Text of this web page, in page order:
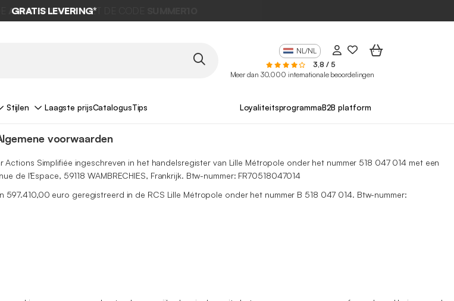
GRATIS LEVERING*
NL/NL
3,8 / 5
Meer dan 30.000 internationale beoordelingen
Stijlen Laagste prijsCatalogusTips LoyaliteitsprogrammaB2B platform
voorwaarden
Simplifiée ingeschreven in het handelsregister van Lille Métropole onder het nummer 518 047 014 met een
l'Espace, 59118 WAMBRECHIES, Frankrijk. Btw-nummer: FR70518047014
euro geregistreerd in de RCS Lille Métropole onder het nummer B 518 047 014. Btw-nummer: